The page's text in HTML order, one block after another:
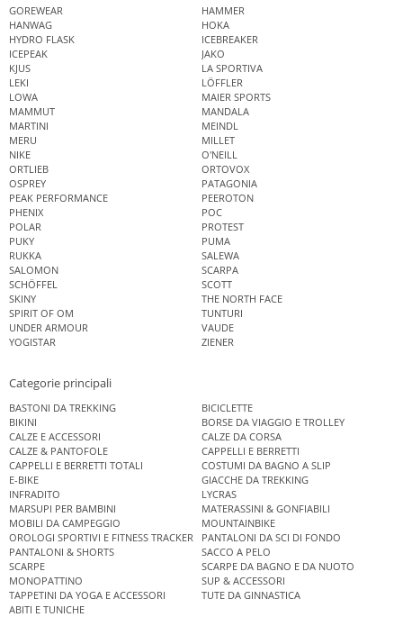
GOREWEAR
HAMMER
HANWAG
HOKA
HYDRO FLASK
ICEBREAKER
ICEPEAK
JAKO
KJUS
LA SPORTIVA
LEKI
LÖFFLER
LOWA
MAIER SPORTS
MAMMUT
MANDALA
MARTINI
MEINDL
MERU
MILLET
NIKE
O'NEILL
ORTLIEB
ORTOVOX
OSPREY
PATAGONIA
PEAK PERFORMANCE
PEEROTON
PHENIX
POC
POLAR
PROTEST
PUKY
PUMA
RUKKA
SALEWA
SALOMON
SCARPA
SCHÖFFEL
SCOTT
SKINY
THE NORTH FACE
SPIRIT OF OM
TUNTURI
UNDER ARMOUR
VAUDE
YOGISTAR
ZIENER
Categorie principali
BASTONI DA TREKKING
BICICLETTE
BIKINI
BORSE DA VIAGGIO E TROLLEY
CALZE E ACCESSORI
CALZE DA CORSA
CALZE & PANTOFOLE
CAPPELLI E BERRETTI
CAPPELLI E BERRETTI TOTALI
COSTUMI DA BAGNO A SLIP
E-BIKE
GIACCHE DA TREKKING
INFRADITO
LYCRAS
MARSUPI PER BAMBINI
MATERASSINI & GONFIABILI
MOBILI DA CAMPEGGIO
MOUNTAINBIKE
OROLOGI SPORTIVI E FITNESS TRACKER
PANTALONI DA SCI DI FONDO
PANTALONI & SHORTS
SACCO A PELO
SCARPE
SCARPE DA BAGNO E DA NUOTO
MONOPATTINO
SUP & ACCESSORI
TAPPETINI DA YOGA E ACCESSORI
TUTE DA GINNASTICA
ABITI E TUNICHE